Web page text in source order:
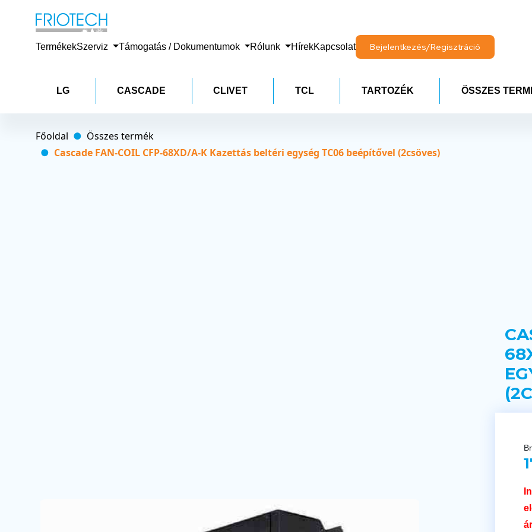
TermékekSzerviz Támogatás / Dokumentumok Rólunk HírekKapcsolat Bejelentkezés/Regisztráció
LG CASCADE CLIVET TCL TARTOZÉK ÖSSZES
Főoldal
Összes termék
Cascade FAN-COIL CFP-68XD/A-K Kazettás beltéri egység TC06 beépítővel (2csöves)